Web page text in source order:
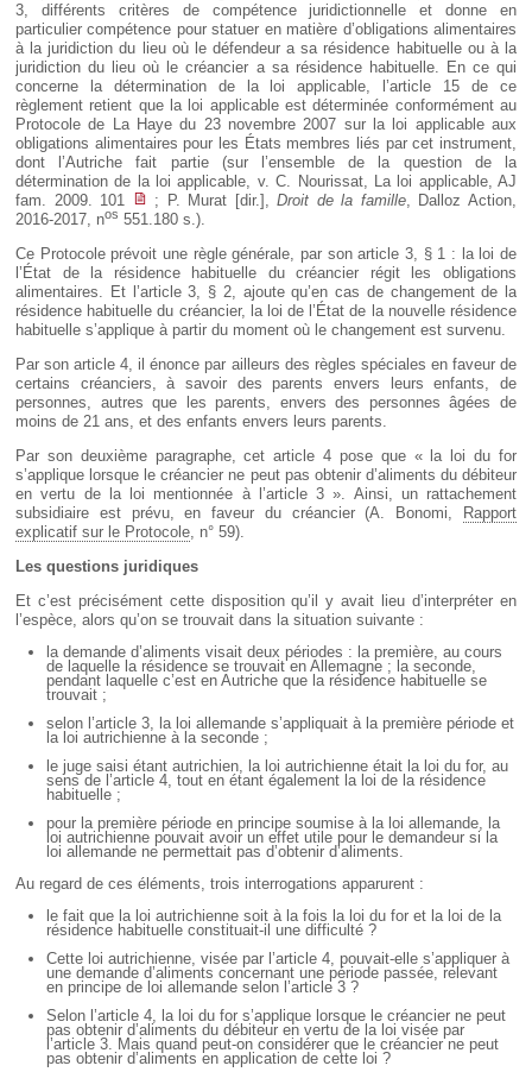
3, différents critères de compétence juridictionnelle et donne en
particulier compétence pour statuer en matière d’obligations alimentaires
à la juridiction du lieu où le défendeur a sa résidence habituelle ou à la
juridiction du lieu où le créancier a sa résidence habituelle. En ce qui
concerne la détermination de la loi applicable, l’article 15 de ce
règlement retient que la loi applicable est déterminée conformément au
Protocole de La Haye du 23 novembre 2007 sur la loi applicable aux
obligations alimentaires pour les États membres liés par cet instrument,
dont l’Autriche fait partie (sur l’ensemble de la question de la
détermination de la loi applicable, v. C. Nourissat, La loi applicable, AJ
fam. 2009. 101
; P. Murat [dir.],Droit de la famille, Dalloz Action,
2016-2017, nos 551.180 s.).
Ce Protocole prévoit une règle générale, par son article 3, § 1 : la loi de
l’État de la résidence habituelle du créancier régit les obligations
alimentaires. Et l’article 3, § 2, ajoute qu’en cas de changement de la
résidence habituelle du créancier, la loi de l’État de la nouvelle résidence
habituelle s’applique à partir du moment où le changement est survenu.
Par son article 4, il énonce par ailleurs des règles spéciales en faveur de
certains créanciers, à savoir des parents envers leurs enfants, de
personnes, autres que les parents, envers des personnes âgées de
moins de 21 ans, et des enfants envers leurs parents.
Par son deuxième paragraphe, cet article 4 pose que « la loi du for
s’applique lorsque le créancier ne peut pas obtenir d’aliments du débiteur
en vertu de la loi mentionnée à l’article 3 ». Ainsi, un rattachement
subsidiaire est prévu, en faveur du créancier (A. Bonomi,
Rapport
explicatif sur le Protocole, n° 59).
Les questions juridiques
Et c’est précisément cette disposition qu’il y avait lieu d’interpréter en
l’espèce, alors qu’on se trouvait dans la situation suivante :
la demande d’aliments visait deux périodes : la première, au cours
de laquelle la résidence se trouvait en Allemagne ; la seconde,
pendant laquelle c’est en Autriche que la résidence habituelle se
trouvait ;
selon l’article 3, la loi allemande s’appliquait à la première période et
la loi autrichienne à la seconde ;
le juge saisi étant autrichien, la loi autrichienne était la loi du for, au
sens de l’article 4, tout en étant également la loi de la résidence
habituelle ;
pour la première période en principe soumise à la loi allemande, la
loi autrichienne pouvait avoir un effet utile pour le demandeur si la
loi allemande ne permettait pas d’obtenir d’aliments.
Au regard de ces éléments, trois interrogations apparurent :
le fait que la loi autrichienne soit à la fois la loi du for et la loi de la
résidence habituelle constituait-il une difficulté ?
Cette loi autrichienne, visée par l’article 4, pouvait-elle s’appliquer à
une demande d’aliments concernant une période passée, relevant
en principe de loi allemande selon l’article 3 ?
Selon l’article 4, la loi du for s’applique lorsque le créancier ne peut
pas obtenir d’aliments du débiteur en vertu de la loi visée par
l’article 3. Mais quand peut-on considérer que le créancier ne peut
pas obtenir d’aliments en application de cette loi ?